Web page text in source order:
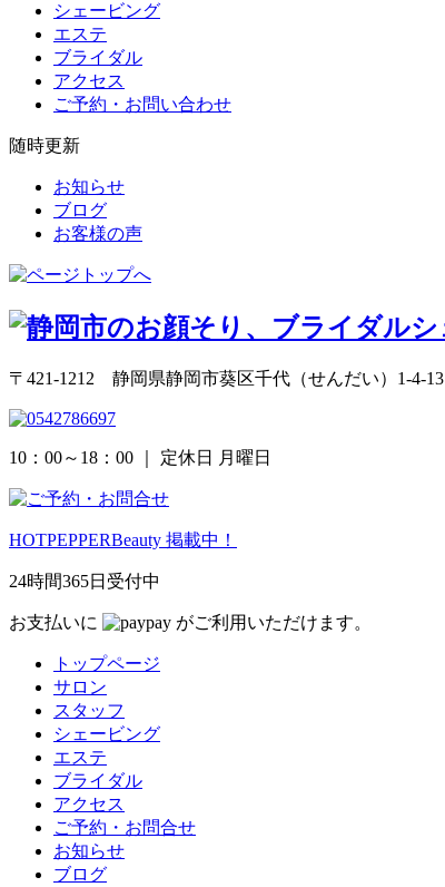
シェービング
エステ
ブライダル
アクセス
ご予約・お問い合わせ
随時更新
お知らせ
ブログ
お客様の声
〒421-1212 静岡県静岡市葵区千代（せんだい）1-4-13
10：00～18：00 ｜ 定休日 月曜日
HOTPEPPERBeauty 掲載中！
24時間365日受付中
お支払いに がご利用いただけます。
トップページ
サロン
スタッフ
シェービング
エステ
ブライダル
アクセス
ご予約・お問合せ
お知らせ
ブログ